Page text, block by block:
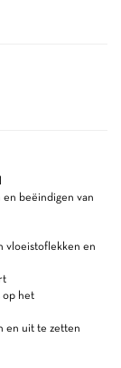
beëindigen van
vloeistoflekken en
op het
en uit te zetten